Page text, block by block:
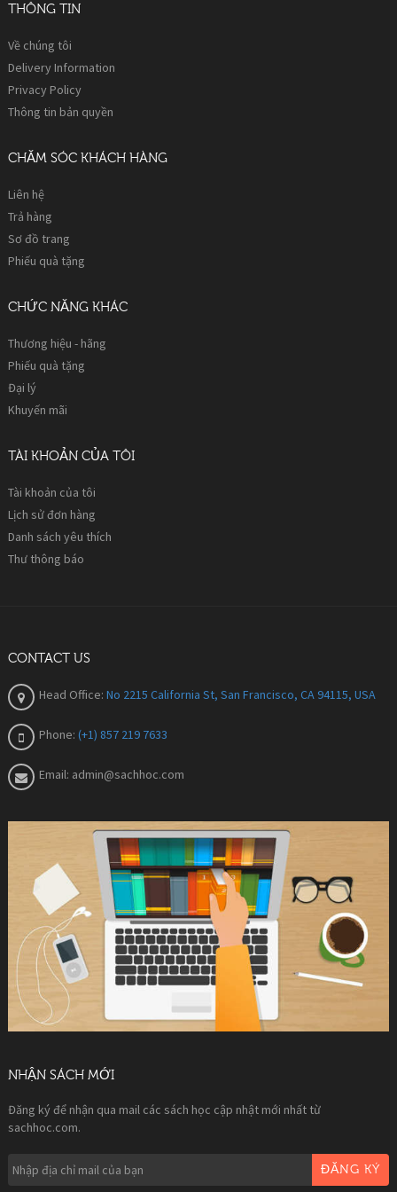
THÔNG TIN
Về chúng tôi
Delivery Information
Privacy Policy
Thông tin bản quyền
CHĂM SÓC KHÁCH HÀNG
Liên hệ
Trả hàng
Sơ đồ trang
Phiếu quà tặng
CHỨC NĂNG KHÁC
Thương hiệu - hãng
Phiếu quà tặng
Đại lý
Khuyến mãi
TÀI KHOẢN CỦA TÔI
Tài khoản của tôi
Lịch sử đơn hàng
Danh sách yêu thích
Thư thông báo
CONTACT US
Head Office: No 2215 California St, San Francisco, CA 94115, USA
Phone: (+1) 857 219 7633
Email: admin@sachhoc.com
NHẬN SÁCH MỚI
Đăng ký để nhận qua mail các sách học cập nhật mới nhất từ
sachhoc.com.
ĐĂNG KÝ